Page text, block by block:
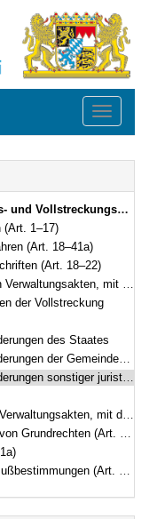
Toggle
November 1970 (BayRS II S. 232) BayRS 2010-2-I (Art. 1–45)
(Art. 1–17)
(Art. 18–41a)
(Art. 18–22)
Geldleistung gefordert wird (Art. 23–28)
der Vollstreckung
des Staates
Bezirke und Zweckverbände
Personen des öffentlichen Rechts
oder Unterlassung gefordert wird (Art. 29–39)
Grundrechten (Art. 40)
(Art. 42–45)